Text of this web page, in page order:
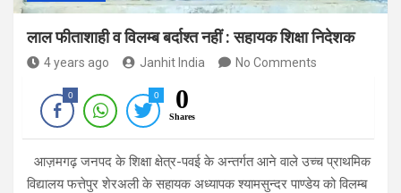
लाल फीताशाही व विलम्ब बर्दाश्त नहीं : सहायक शिक्षा निदेशक
4 years ago Janhit India No Comments
0 0 0
Shares
आज़मगढ़ जनपद के शिक्षा क्षेत्र-पवई के अन्तर्गत आने वाले उच्च प्राथमिक
विद्यालय फत्तेपुर शेरअली के सहायक अध्यापक श्यामसुन्दर पाण्डेय को विलम्ब